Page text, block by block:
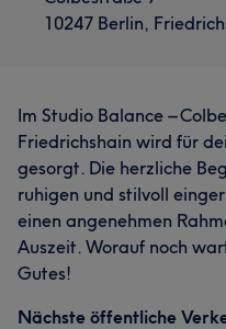
10247 Berlin,
Im Studio Balance –
Friedrichshain wird für
gesorgt. Die herzliche
ruhigen und stilvoll
einen angenehmen
Auszeit. Worauf noch
Gutes!
Nächste öffentliche